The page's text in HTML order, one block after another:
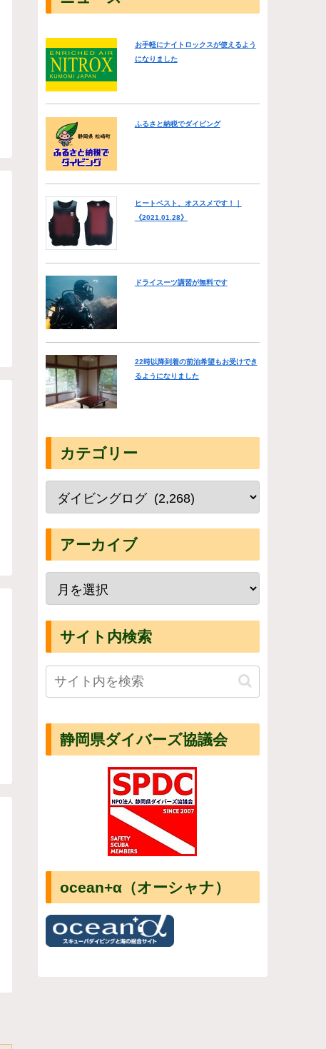
お手軽にナイトロックスが使えるよう
になりました
ふるさと納税でダイビング
ヒートベスト、オススメです！｜
《2021.01.28》
ドライスーツ講習が無料です
22時以降到着の前泊希望もお受けでき
るようになりました
カテゴリー
アーカイブ
サイト内検索
静岡県ダイバーズ協議会
ocean+α（オーシャナ）